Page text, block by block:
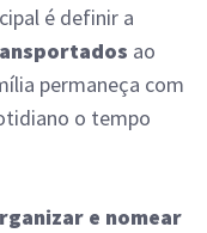
é definir a
ao
permaneça com
o tempo
e nomear